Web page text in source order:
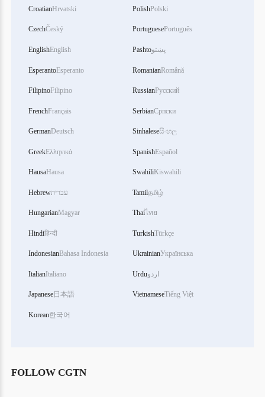
CroatianHrvatski
CzechČeský
EnglishEnglish
EsperantoEsperanto
FilipinoFilipino
FrenchFrançais
GermanDeutsch
GreekΕλληνικά
HausaHausa
Hebrewעברית
HungarianMagyar
Hindiहिन्दी
IndonesianBahasa Indonesia
ItalianItaliano
Japanese日本語
Korean한국어
PolishPolski
PortuguesePortuguês
Pashtoپښتو
RomanianRomână
RussianРусский
SerbianСрпски
Sinhaleseසිංහල
SpanishEspañol
SwahiliKiswahili
Tamilதமிழ்
Thaiไทย
TurkishTürkçe
UkrainianУкраїнська
Urduاردو
VietnameseTiếng Việt
FOLLOW CGTN